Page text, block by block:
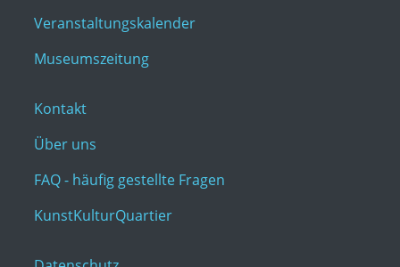
Veranstaltungskalender
Museumszeitung
Kontakt
Über uns
FAQ - häufig gestellte Fragen
KunstKulturQuartier